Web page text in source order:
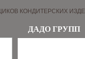
КОНДИТЕРСКИХ
ДАДО ГРУПП